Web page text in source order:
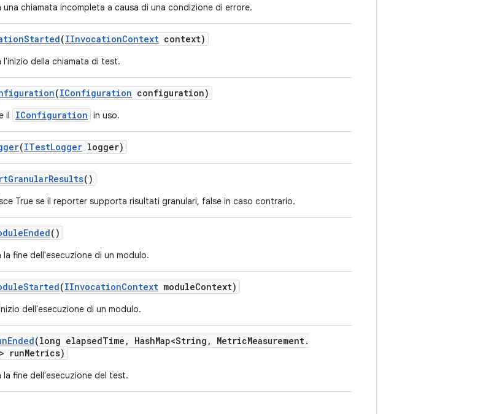
una chiamata incompleta a causa di una condizione di errore.
Started(IInvocationContext context)
l'inizio della chiamata di test.
(IConfiguration configuration)
il IConfiguration in uso.
(ITestLogger logger)
GranularResults()
True se il reporter supporta risultati granulari, false in caso contrario.
Ended()
la fine dell'esecuzione di un modulo.
Started(IInvocationContext moduleContext)
dell'esecuzione di un modulo.
Ended(long elapsedTime , HashMap<String , MetricMeasurement.
runMetrics)
la fine dell'esecuzione del test.